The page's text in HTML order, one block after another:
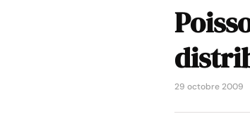
29 octobre 2009